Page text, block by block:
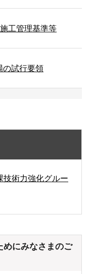
工管理基準等
の試行要領
技術力強化グルー
めにみなさまのご